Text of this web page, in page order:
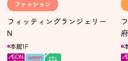
ファッション
フィッティングランジェリー
N
本館1F